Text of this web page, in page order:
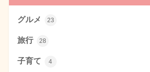
グルメ 23
旅行 28
子育て 4